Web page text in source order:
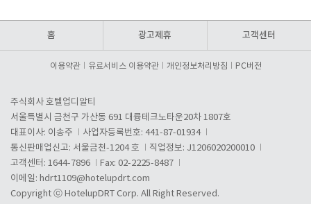
홈 광고제휴 고객센터
이용약관 유료서비스 이용약관 개인정보처리방침 PC버전
주식회사 호텔업디알티
서울특별시 금천구 가산동 691 대륭테크노타운20차 1807호
대표이사: 이송주
사업자등록번호: 441-87-01934
통신판매업신고: 서울금천-1204 호
직업정보: J1206020200010
고객센터: 1644-7896
Fax: 02-2225-8487
이메일: hdrt1109@hotelupdrt.com
Copyright ⓒ HotelupDRT Corp. All Right Reserved.